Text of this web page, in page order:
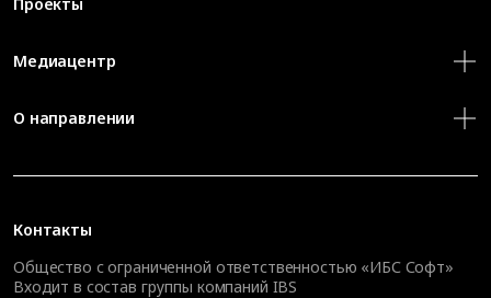
Контакты
Общество с ограниченной ответственностью «ИБС Софт»
Входит в состав группы компаний IBS
Медиацентр
О направлении